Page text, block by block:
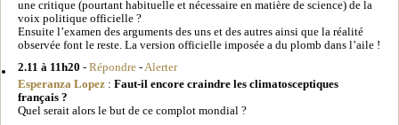
une critique (pourtant habituelle et nécessaire en matière de science) de la
voix politique officielle ?
Ensuite l’examen des arguments des uns et des autres ainsi que la réalité
observée font le reste. La version officielle imposée a du plomb dans l’aile !
2.11 à 11h20 - Répondre - Alerter
Esperanza Lopez : Faut-il encore craindre les climatosceptiques
français ?
Quel serait alors le but de ce complot mondial ?